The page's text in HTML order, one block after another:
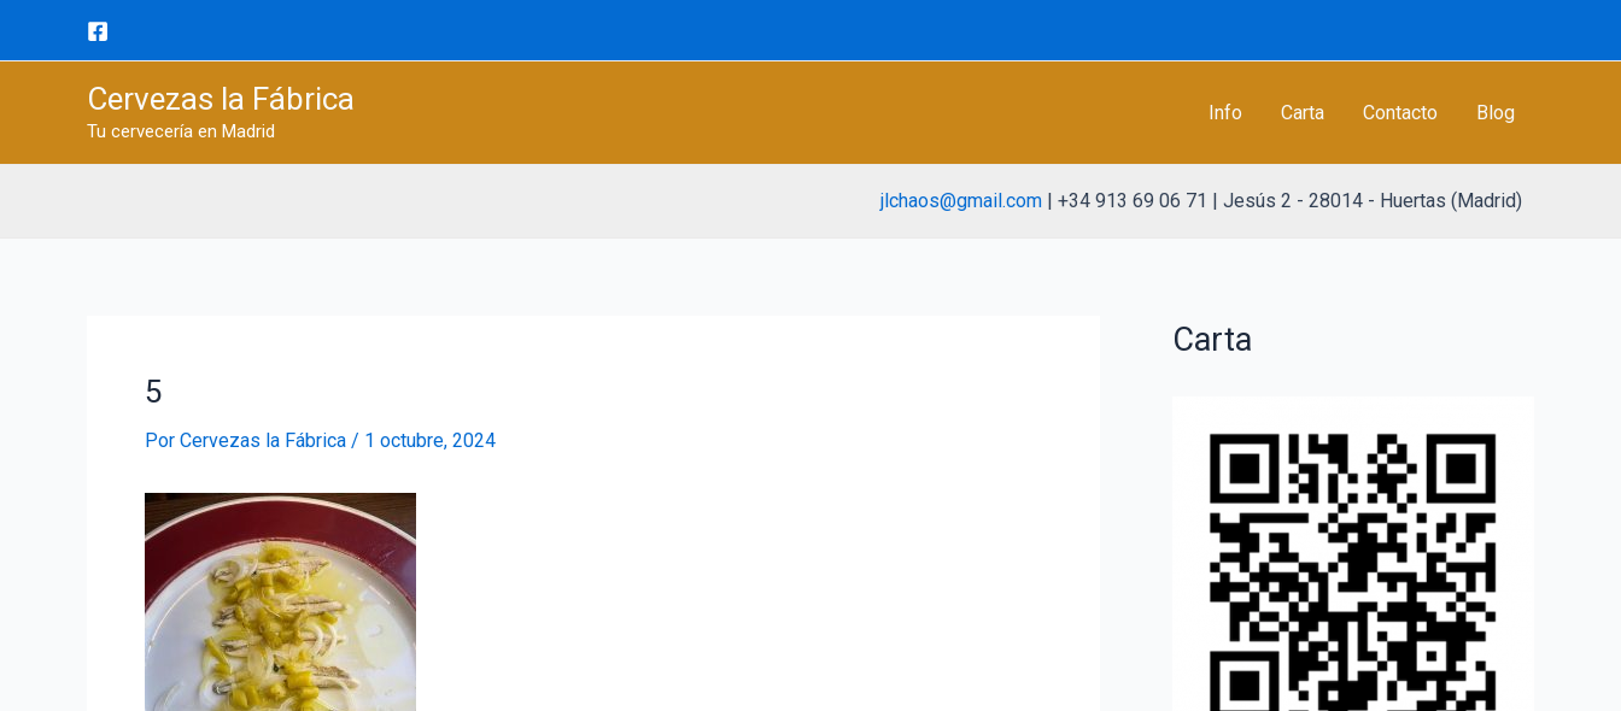
Cervezas la Fábrica
Tu cervecería en Madrid
Info Carta Contacto Blog
jlchaos@gmail.com | +34 913 69 06 71 | Jesús 2 - 28014 - Huertas (Madrid)
5
Por Cervezas la Fábrica / 1 octubre, 2024
Carta